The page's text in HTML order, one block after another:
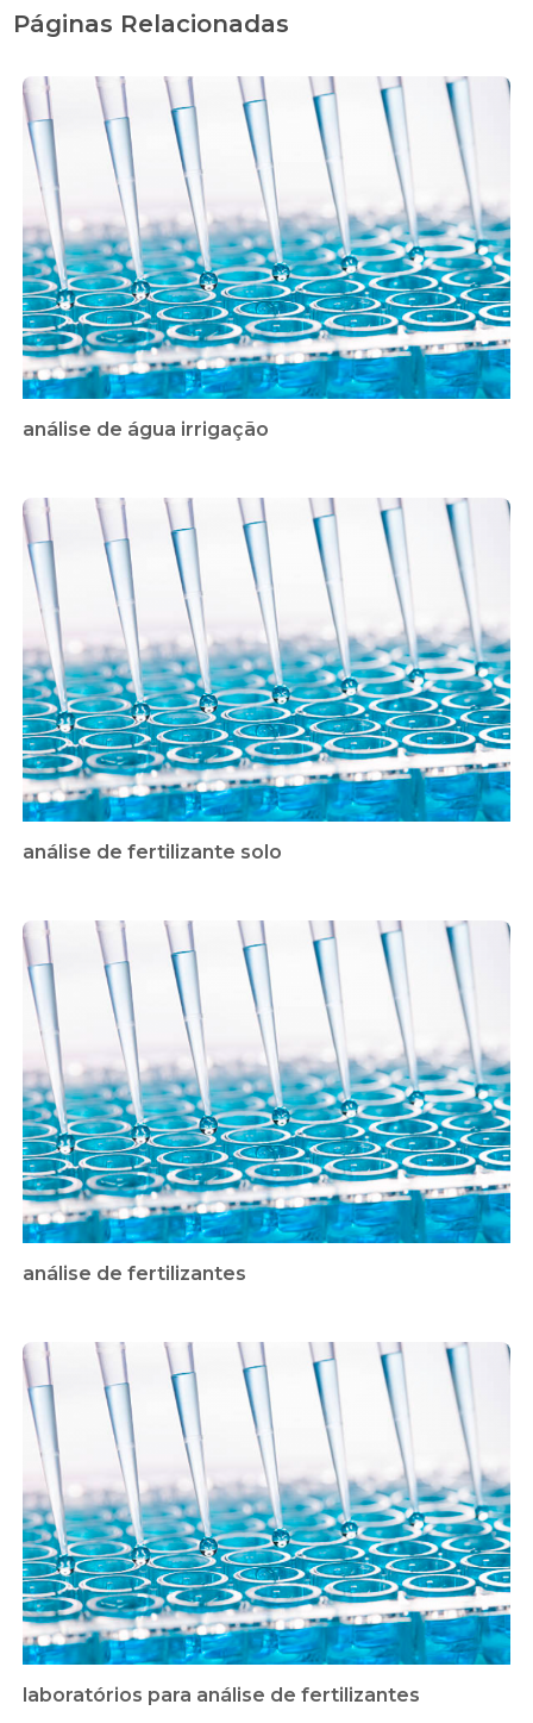
Páginas Relacionadas
análise de água irrigação
análise de fertilizante solo
análise de fertilizantes
laboratórios para análise de fertilizantes